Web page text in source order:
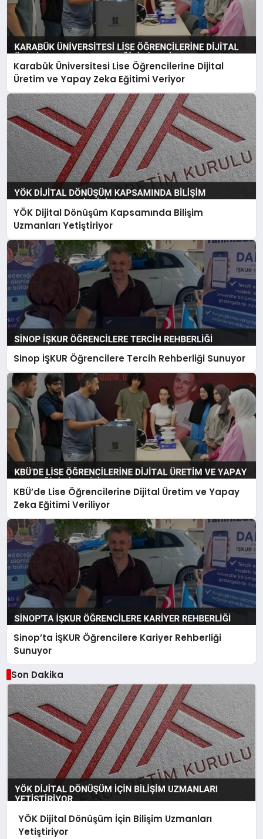
Karabük Üniversitesi Lise Öğrencilerine Dijital
Üretim ve Yapay Zeka Eğitimi Veriyor
YÖK Dijital Dönüşüm Kapsamında Bilişim
Uzmanları Yetiştiriyor
Sinop İŞKUR Öğrencilere Tercih Rehberliği Sunuyor
KBÜ’de Lise Öğrencilerine Dijital Üretim ve Yapay
Zeka Eğitimi Veriliyor
Sinop’ta İŞKUR Öğrencilere Kariyer Rehberliği
Sunuyor
Son Dakika
YÖK Dijital Dönüşüm İçin Bilişim Uzmanları
Yetiştiriyor